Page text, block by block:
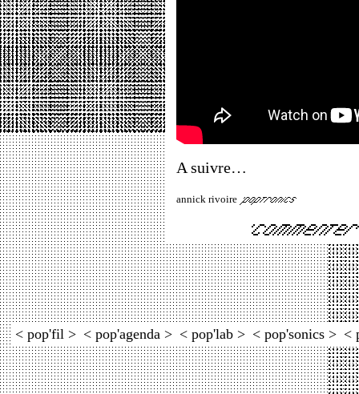
A suivre…
annick rivoire
< pop'fil > < pop'agenda > < pop'lab > < pop'sonics > <